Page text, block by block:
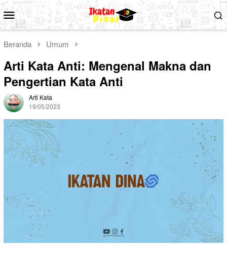
Loncat
ke
konten
Menu
Mobile
Beranda Umum
Arti Kata Anti: Mengenal Makna dan
Pengertian Kata Anti
Arti Kata
19/05/2023